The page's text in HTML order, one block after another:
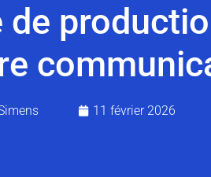
11 février 2026